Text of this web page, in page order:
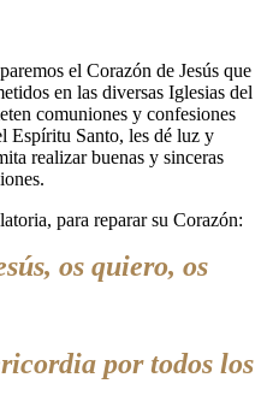
el Corazón de Jesús que
en las diversas Iglesias del
comuniones y confesiones
Espíritu Santo, les dé luz y
realizar buenas y sinceras
para reparar su Corazón:
os quiero, os
por todos los